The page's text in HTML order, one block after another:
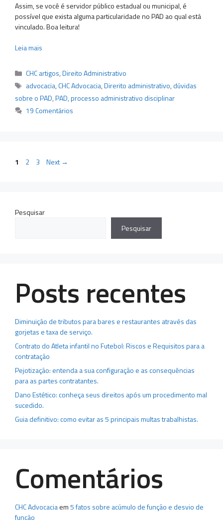
Assim, se você é servidor público estadual ou municipal, é
possível que exista alguma particularidade no PAD ao qual está
vinculado. Boa leitura!
Leia mais
Categorias
CHC artigos,Direito Administrativo
Tags
advocacia,CHC Advocacia,Direrito administrativo,dúvidas
sobre o PAD,PAD,processo administrativo disciplinar
19 Comentários
Page
1 Page
2 Page
3 Next→
Pesquisar
Pesquisar
Posts recentes
Diminuição de tributos para bares e restaurantes através das
gorjetas e taxa de serviço.
Contrato do Atleta infantil no Futebol: Riscos e Requisitos para a
contratação
Pejotização: entenda a sua configuração e as consequências
para as partes contratantes.
Dano Estético: conheça seus direitos após um procedimento mal
sucedido.
Guia definitivo: como evitar as 5 principais multas trabalhistas.
Comentários
CHC Advocaciaem5 fatos sobre acúmulo de função e desvio de
função